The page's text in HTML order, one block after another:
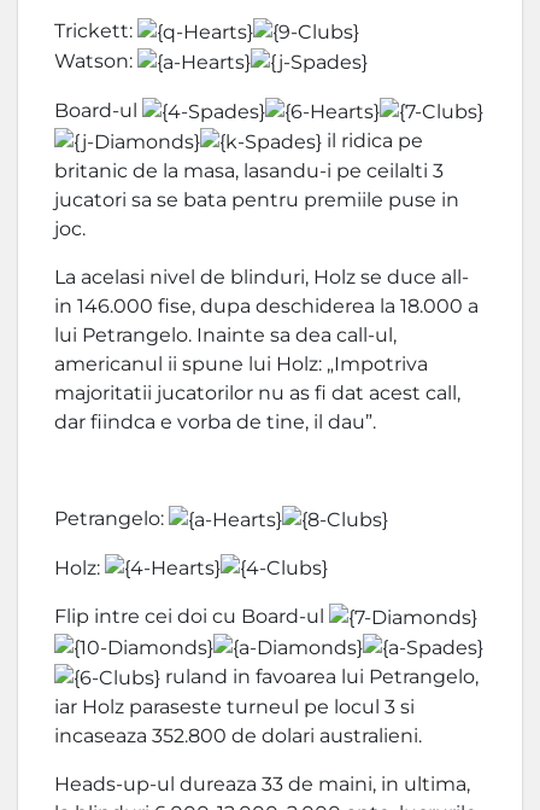
Trickett:
Watson:
Board-ul
il ridica pe
britanic de la masa, lasandu-i pe ceilalti 3
jucatori sa se bata pentru premiile puse in
joc.
La acelasi nivel de blinduri, Holz se duce all-
in 146.000 fise, dupa deschiderea la 18.000 a
lui Petrangelo. Inainte sa dea call-ul,
americanul ii spune lui Holz: „Impotriva
majoritatii jucatorilor nu as fi dat acest call,
dar fiindca e vorba de tine, il dau”.
Petrangelo:
Holz:
Flip intre cei doi cu Board-ul
ruland in favoarea lui Petrangelo,
iar Holz paraseste turneul pe locul 3 si
incaseaza 352.800 de dolari australieni.
Heads-up-ul dureaza 33 de maini, in ultima,